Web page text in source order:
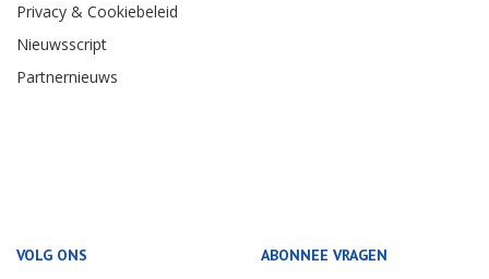
Privacy & Cookiebeleid
Nieuwsscript
Partnernieuws
VOLG ONS ABONNEE VRAGEN